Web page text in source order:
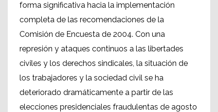
forma significativa hacia la implementación
completa de las recomendaciones de la
Comisión de Encuesta de 2004. Con una
represión y ataques continuos a las libertades
civiles y los derechos sindicales, la situación de
los trabajadores y la sociedad civil se ha
deteriorado dramáticamente a partir de las
elecciones presidenciales fraudulentas de agosto